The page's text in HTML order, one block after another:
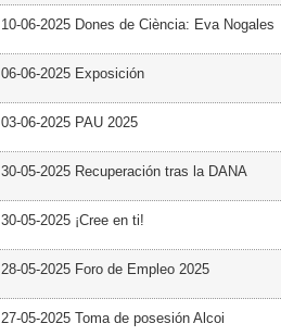
10-06-2025 Dones de Ciència: Eva Nogales
06-06-2025 Exposición
03-06-2025 PAU 2025
30-05-2025 Recuperación tras la DANA
30-05-2025 ¡Cree en ti!
28-05-2025 Foro de Empleo 2025
27-05-2025 Toma de posesión Alcoi